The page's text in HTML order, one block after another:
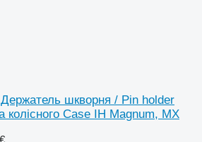
шкворня / Pin holder
колісного Case IH Magnum, MX